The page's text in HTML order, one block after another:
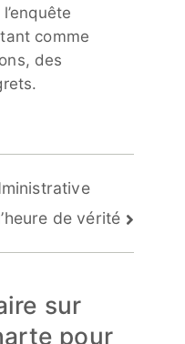
comme
des
de vérité
sur
pour